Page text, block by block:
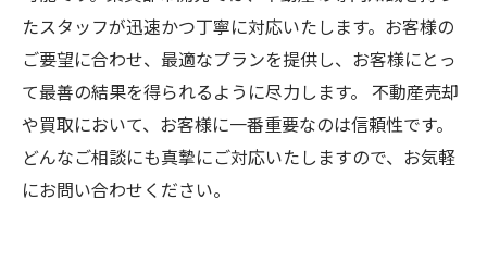
たスタッフが迅速かつ丁寧に対応いたします。お客様の
ご要望に合わせ、最適なプランを提供し、お客様にとっ
て最善の結果を得られるように尽力します。 不動産売却
や買取において、お客様に一番重要なのは信頼性です。
どんなご相談にも真摯にご対応いたしますので、お気軽
にお問い合わせください。